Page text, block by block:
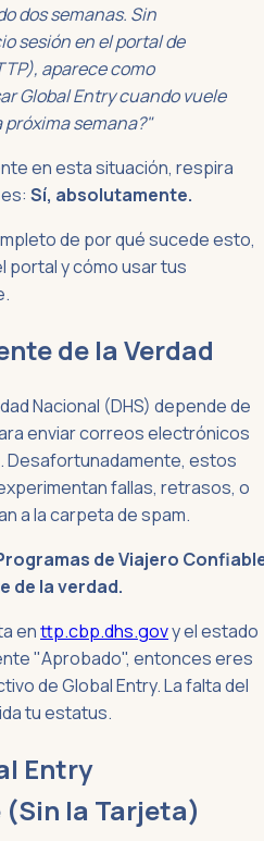
dos semanas. Sin
sesión en el portal de
aparece como
Global Entry cuando vuele
próxima semana?"
en esta situación, respira
Sí, absolutamente.
de por qué sucede esto,
portal y cómo usar tus
de la Verdad
Nacional (DHS) depende de
enviar correos electrónicos
Desafortunadamente, estos
fallas, retrasos, o
a la carpeta de spam.
de Viajero
de la verdad.
enttp.cbp.dhs.govy el estado
"Aprobado", entonces eres
de Global Entry. La falta del
tu estatus.
Entry
la Tarjeta)